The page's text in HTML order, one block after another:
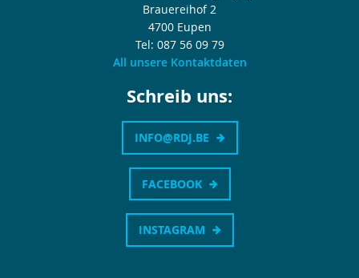
Brauereihof 2
4700 Eupen
Tel: 087 56 09 79
All unsere Kontaktdaten
Schreib uns:
INFO@RDJ.BE
FACEBOOK
INSTAGRAM